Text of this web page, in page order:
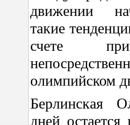
движении
такие
счете
олимпийском
Берлинская
дней